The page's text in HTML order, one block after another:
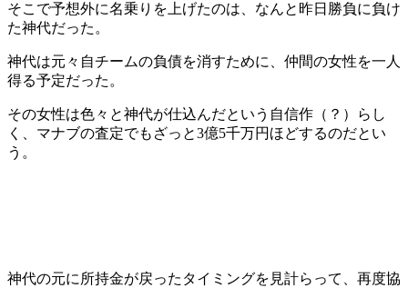
そこで予想外に名乗りを上げたのは、なんと昨日勝負に負け
た神代だった。
神代は元々自チームの負債を消すために、仲間の女性を一人
得る予定だった。
その女性は色々と神代が仕込んだという自信作（？）らし
く、マナブの査定でもざっと3億5千万円ほどするのだとい
う。
神代の元に所持金が戻ったタイミングを見計らって、再度協